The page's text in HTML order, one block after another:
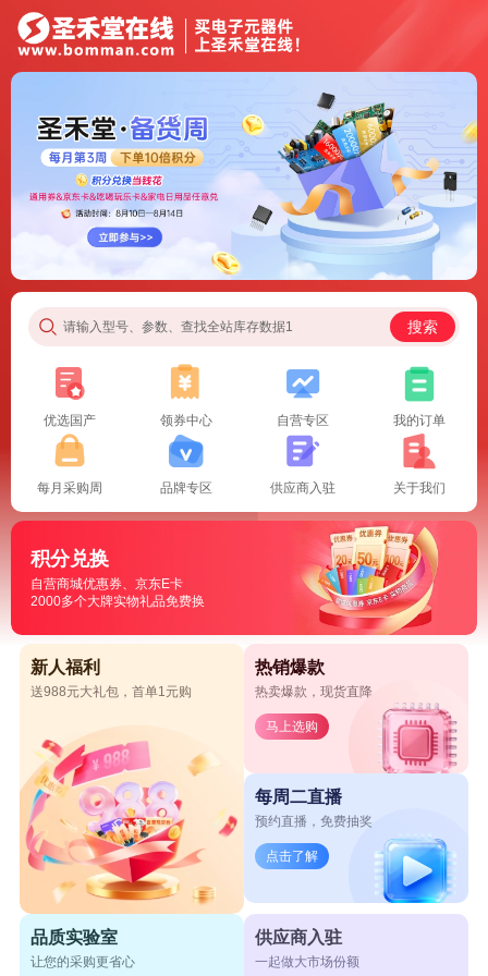
请输入型号、参数、查找全站库存数据1 搜索
优选国产 领券中心 自营专区 我的订单
每月采购周 品牌专区 供应商入驻 关于我们
积分兑换
自营商城优惠券、京东E卡
2000多个大牌实物礼品免费换
新人福利
送988元大礼包，首单1元购
热销爆款
热卖爆款，现货直降
马上选购
每周二直播
预约直播，免费抽奖
点击了解
品质实验室
让您的采购更省心
供应商入驻
一起做大市场份额